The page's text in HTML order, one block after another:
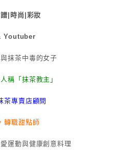
|時尚|彩妝
Youtuber
抹茶中毒的女子
稱「抹茶教主」
茶專賣店顧問
轉職甜點師
運動與健康創意料理